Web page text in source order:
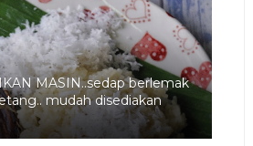
MASIN..sedap berlemak
mudah disediakan